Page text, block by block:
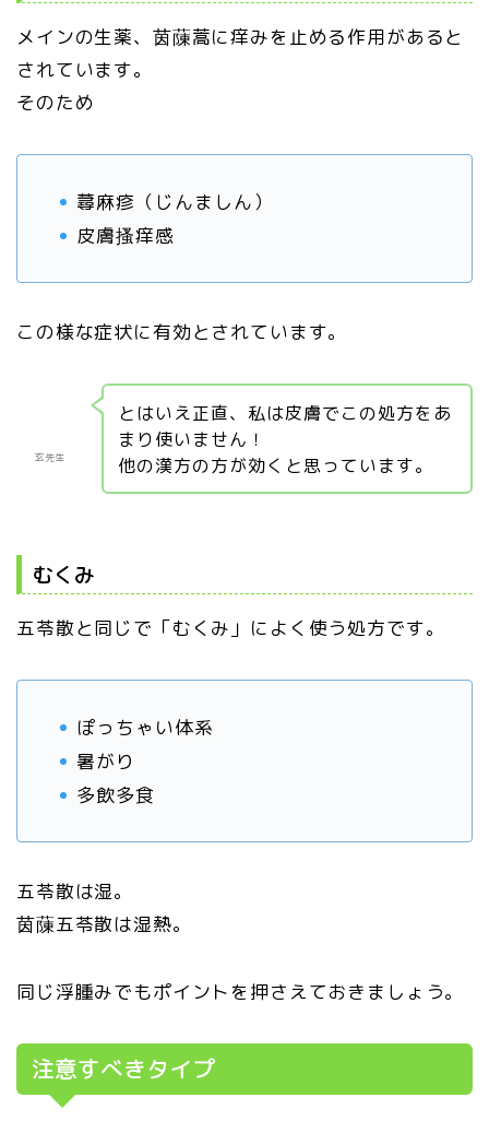
メインの生薬、茵蔯蒿に痒みを止める作用があると
されています。
そのため
蕁麻疹（じんましん）
皮膚搔痒感
この様な症状に有効とされています。
玄先生
とはいえ正直、私は皮膚でこの処方をあ
まり使いません！
他の漢方の方が効くと思っています。
むくみ
五苓散と同じで「むくみ」によく使う処方です。
ぽっちゃい体系
暑がり
多飲多食
五苓散は湿。
茵蔯五苓散は湿熱。
同じ浮腫みでもポイントを押さえておきましょう。
注意すべきタイプ